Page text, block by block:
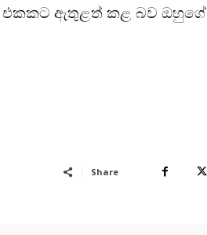
එකකට ඇතුළත් කළ බව ඔහුගේ
Share